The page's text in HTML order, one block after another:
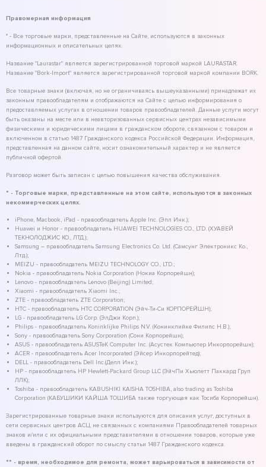
Правомерная информация
* - Все торговые марки, представленные на Сайте, используются в законных
информационных и описательных целях.
Название "Laurastar" является зарегистрированной торговой маркой LAURASTAR.
Название "Bork-Import" является зарегистрированной торговой маркой компании BORK.
Все товарные знаки (включая, но не ограничиваясь вышеуказанными) принадлежат их
законным правообладателям и отображаются на Сайте с целью информирования о
предоставляемых услугах в отношении товаров правообладателей. Данные услуги могут
быть оказаны на месте или в неавторизованных сервисных центрах независимыми
физическими и юридическими лицами в гражданском обороте, связанном с товаром и
включенном в статью 1487 Гражданского кодекса Российской Федерации. Информация,
представленная на данном сайте, носит ознакомительный характер и не является
публичной офертой.
Разговор может быть записан с целью повышения качества обслуживания.
* - Торговые марки, представленные на этом сайте, используются в законных
некоммерческих целях.
iPhone, Macbook, iPad - правообладатель Apple Inc. (Эпл Инк.);
Huawei и Honor - правообладатель HUAWEI TECHNOLOGIES CO., LTD. (ХУАВЕЙ
ТЕКНОЛОДЖИС КО., ЛТД.);
Samsung – правообладатель Samsung Electronics Co. Ltd. (Самсунг Электроникс Ко.,
Лтд.);
MEIZU - правообладатель MEIZU TECHNOLOGY CO., LTD.;
Nokia - правообладатель Nokia Corporation (Нокиа Корпорейшн);
Lenovo - правообладатель Lenovo (Beijing) Limited;
Xiaomi - правообладатель Xiaomi Inc.;
ZTE - правообладатель ZTE Corporation;
HTC - правообладатель HTC CORPORATION (Эйч-Ти-Си КОРПОРЕЙШН);
LG - правообладатель LG Corp. (ЭлДжи Корп.);
Philips - правообладатель Koninklijke Philips N.V. (Конинклийке Филипс Н.В.);
Sony - правообладатель Sony Corporation (Сони Корпорейшн);
ASUS - правообладатель ASUSTeK Computer Inc. (Асустек Компьютер Инкорпорейшн);
ACER - правообладатель Acer Incorporated (Эйсер Инкорпорейтед);
DELL - правообладатель Dell Inc.(Делл Инк.);
HP - правообладатель HP Hewlett-Packard Group LLC (ЭйчПи Хьюлетт Паккард Груп
ЛЛК);
Toshiba - правообладатель KABUSHIKI KAISHA TOSHIBA, also trading as Toshiba
Corporation (КАБУШИКИ КАЙША ТОШИБА также торгующая как Тосиба Корпорейшн).
Зарегистрированные товарные знаки используются для описания услуг, доступных в
сети сервисных центров АСЦ, не связанных с компаниями Правообладателей товарных
знаков и/или с их официальными представителями в отношении товаров, которые уже
введены в гражданский оборот по смыслу статьи 1487 Гражданского кодекса.
** - время, необходимое для ремонта, может варьироваться в зависимости от